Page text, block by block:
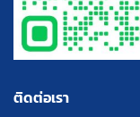
ติดต่อเรา